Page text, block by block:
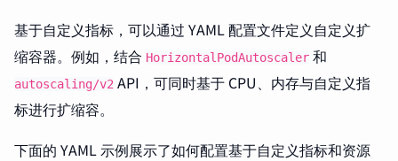
基于自定义指标，可以通过 YAML 配置文件定义自定义扩
缩容器。例如，结合 HorizontalPodAutoscaler 和
autoscaling/v2 API，可同时基于 CPU、内存与自定义指
标进行扩缩容。
下面的 YAML 示例展示了如何配置基于自定义指标和资源